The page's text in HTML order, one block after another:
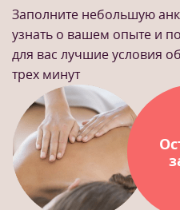
Заполните небольшую
узнать о вашем опыте и
для вас лучшие условия
трех минут